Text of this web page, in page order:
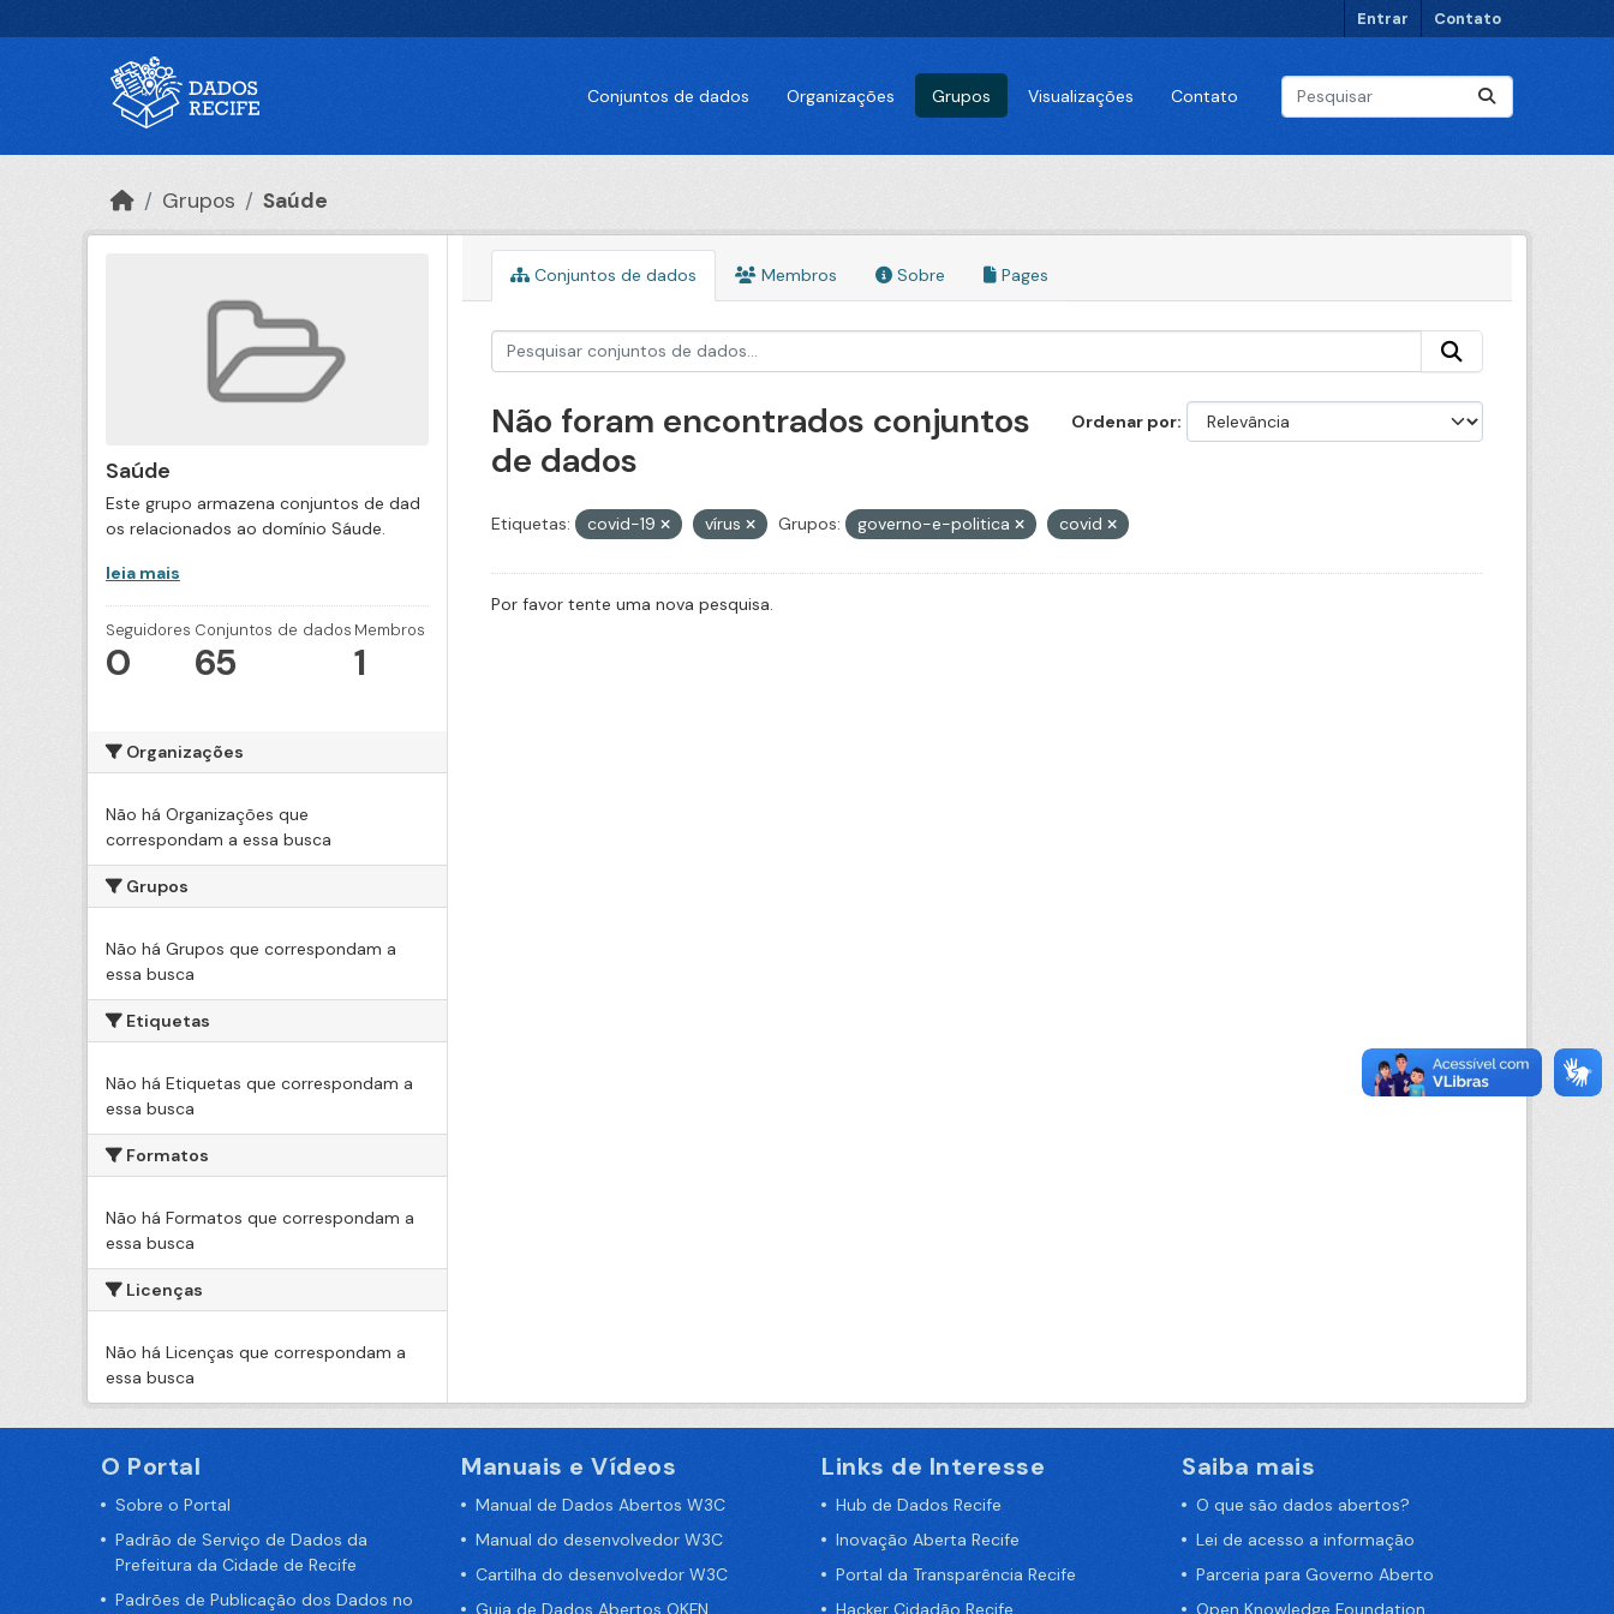
Entrar Contato
Conjuntos de dados Organizações Grupos Visualizações Contato
Grupos Saúde
Saúde
Este grupo armazena conjuntos de dad
os relacionados ao domínio Sáude.
leia mais
Seguidores
0
Conjuntos de dados
65
Membros
1
Organizações
Não há Organizações que
correspondam a essa busca
Grupos
Não há Grupos que correspondam a
essa busca
Etiquetas
Não há Etiquetas que correspondam a
essa busca
Formatos
Não há Formatos que correspondam a
essa busca
Licenças
Não há Licenças que correspondam a
essa busca
Conjuntos de dados Membros Sobre Pages
Ordenar por
Não foram encontrados conjuntos
de dados
Etiquetas: covid-19 vírus Grupos: governo-e-politica covid
Por favor tente uma nova pesquisa.
O Portal
Sobre o Portal
Padrão de Serviço de Dados da
Prefeitura da Cidade de Recife
Padrões de Publicação dos Dados no
Manuais e Vídeos
Manual de Dados Abertos W3C
Manual do desenvolvedor W3C
Cartilha do desenvolvedor W3C
Guia de Dados Abertos OKFN
Links de Interesse
Hub de Dados Recife
Inovação Aberta Recife
Portal da Transparência Recife
Hacker Cidadão Recife
Saiba mais
O que são dados abertos?
Lei de acesso a informação
Parceria para Governo Aberto
Open Knowledge Foundation